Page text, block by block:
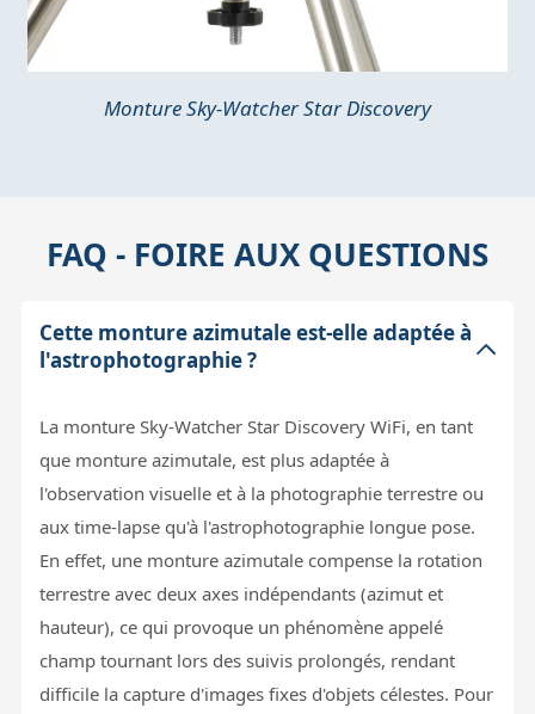
Monture Sky-Watcher Star Discovery
FAQ - FOIRE AUX QUESTIONS
Cette monture azimutale est-elle adaptée à
l'astrophotographie ?
La monture Sky-Watcher Star Discovery WiFi, en tant
que monture azimutale, est plus adaptée à
l'observation visuelle et à la photographie terrestre ou
aux time-lapse qu'à l'astrophotographie longue pose.
En effet, une monture azimutale compense la rotation
terrestre avec deux axes indépendants (azimut et
hauteur), ce qui provoque un phénomène appelé
champ tournant lors des suivis prolongés, rendant
difficile la capture d'images fixes d'objets célestes. Pour